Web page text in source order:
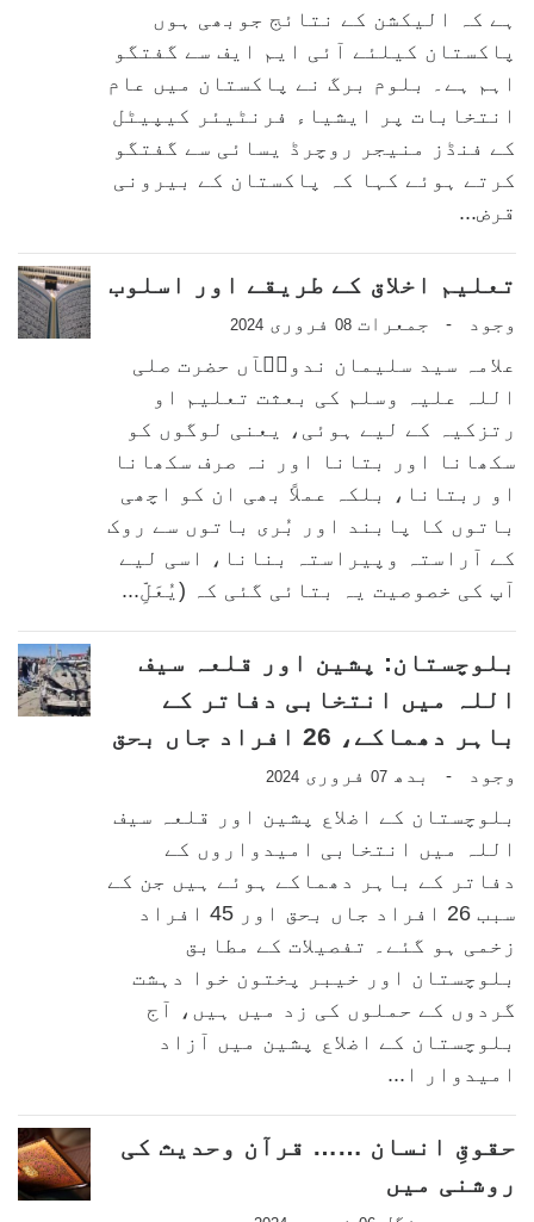
ہے کہ الیکشن کے نتائج جوبھی ہوں
پاکستان کیلئے آئی ایم ایف سے گفتگو
اہم ہے۔ بلوم برگ نے پاکستان میں عام
انتخابات پر ایشیاء فرنٹیئر کیپیٹل
کے فنڈز منیجر روچرڈ یسائی سے گفتگو
کرتے ہوئے کہا کہ پاکستان کے بیرونی
قرض...
تعلیم اخلاق کے طریقے اور اسلوب
وجود - جمعرات 08 فروری 2024
علامہ سید سلیمان ندویؒآں حضرت صلی
اللہ علیہ وسلم کی بعثت تعلیم او
رتزکیہ کے لیے ہوئی، یعنی لوگوں کو
سکھانا اور بتانا اور نہ صرف سکھانا
او ربتانا، بلکہ عملاً بھی ان کو اچھی
باتوں کا پابند اور بُری باتوں سے روک
کے آراستہ وپیراستہ بنانا، اسی لیے
آپ کی خصوصیت یہ بتائی گئی کہ (یُعَلِّ...
بلوچستان: پشین اور قلعہ سیف
اللہ میں انتخابی دفاتر کے
باہر دھماکے، 26 افراد جاں بحق
وجود - بدھ 07 فروری 2024
بلوچستان کے اضلاع پشین اور قلعہ سیف
اللہ میں انتخابی امیدواروں کے
دفاتر کے باہر دھماکے ہوئے ہیں جن کے
سبب 26 افراد جاں بحق اور 45 افراد
زخمی ہو گئے۔ تفصیلات کے مطابق
بلوچستان اور خیبر پختون خوا دہشت
گردوں کے حملوں کی زد میں ہیں، آج
بلوچستان کے اضلاع پشین میں آزاد
امیدوار ا...
حقوقِ انسان …… قرآن وحدیث کی
روشنی میں